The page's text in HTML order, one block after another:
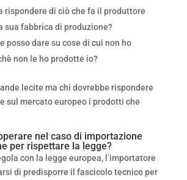
rispondere di ciò che fa il produttore
sua fabbrica di produzione?
posso dare su cose di cui non ho
non le ho prodotte io?
lecite ma chi dovrebbe rispondere
sul mercato europeo i prodotti che
nel caso di importazione
per rispettare la legge?
con la legge europea, l’importatore
di predisporre il fascicolo tecnico per